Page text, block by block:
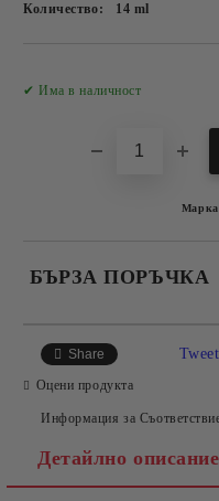
Количество: 14 ml
✔ Има в наличност
БЪРЗА ПОРЪЧКА
Съгласен съм с
Ние ще се свържем с вас в
Share Tweet
Оцени продукта
Информация за
Детайлно описание